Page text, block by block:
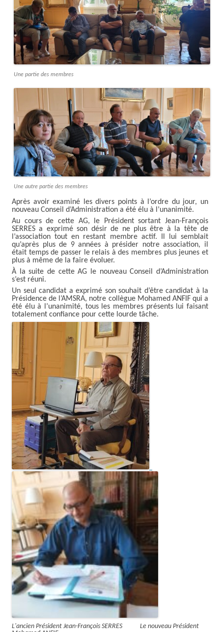
Une partie des membres
Une autre partie des membres
Après avoir examiné les divers points à l’ordre du jour, un
nouveau Conseil d’Administration a été élu à l’unanimité.
Au cours de cette AG, le Président sortant Jean-François
SERRES a exprimé son désir de ne plus être à la tête de
l’association tout en restant membre actif. Il lui semblait
qu’après plus de 9 années à présider notre association, il
était temps de passer le relais à des membres plus jeunes et
plus à même de la faire évoluer.
À la suite de cette AG le nouveau Conseil d’Administration
s’est réuni.
Un seul candidat a exprimé son souhait d’être candidat à la
Présidence de l’AMSRA, notre collègue Mohamed ANFIF qui a
été élu à l’unanimité, tous les membres présents lui faisant
totalement confiance pour cette lourde tâche.
L'ancien Président Jean-François SERRES Le nouveau Président